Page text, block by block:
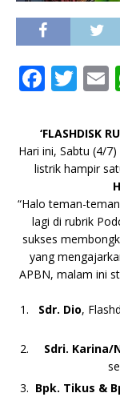
F
c
e
b
o
o
k
T
it
te
r
l
‘FLASHDISK
Hari ini, Sabtu (4/
listrik hampir
“Halo teman-
lagi di rubrik
sukses
yang
APBN, malam ini
Sdr. Dio,
Sdri. Karina/
Bpk. Tikus &